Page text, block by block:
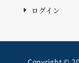
ログイン